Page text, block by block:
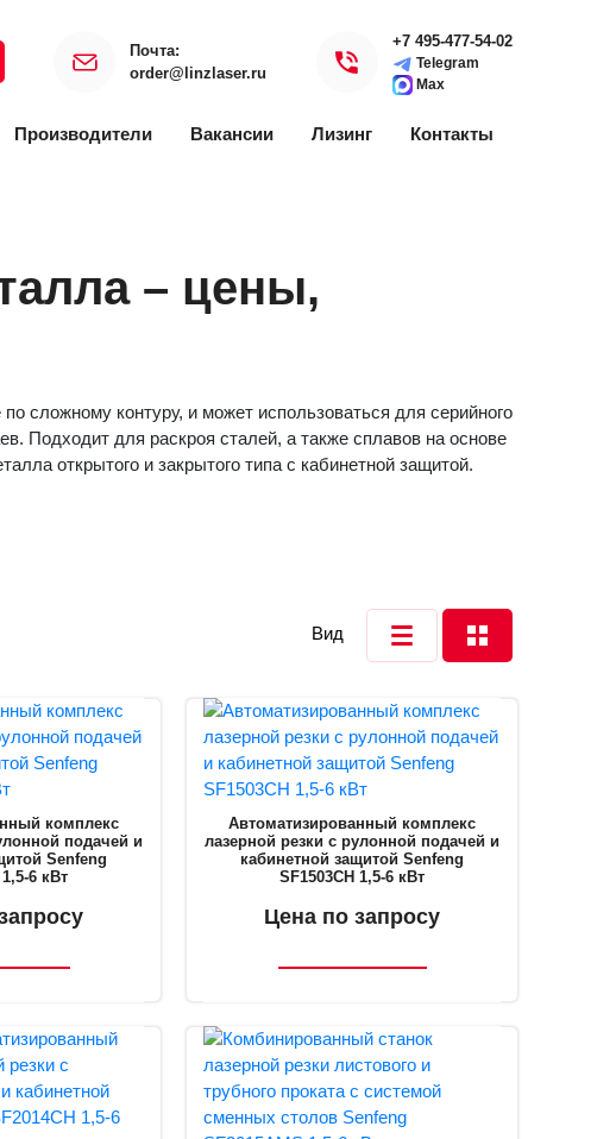
Почта:
order@linzlaser.ru
+7 495-477-54-02
Telegram
Max
Производители Вакансии Лизинг Контакты
– цены,
сложному контуру, и может использоваться для серийного
Подходит для раскроя сталей, а также сплавов на основе
открытого и закрытого типа с кабинетной защитой.
Вид
комплекс
подачей и
Senfeng
6 кВт
Автоматизированный комплекс
лазерной резки с рулонной подачей и
кабинетной защитой Senfeng
SF1503CH 1,5-6 кВт
Цена по запросу